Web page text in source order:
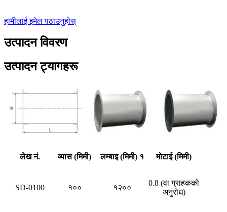
हामीलाई इमेल पठाउनुहोस्
उत्पादन विवरण
उत्पादन ट्यागहरू
लेख नं. व्यास (मिमी) लम्बाइ (मिमी) १ मोटाई (मिमी)
SD-0100 १०० १२००
0.8 (वा ग्राहकको
अनुरोध)